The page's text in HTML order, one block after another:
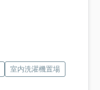
室内洗濯機置場